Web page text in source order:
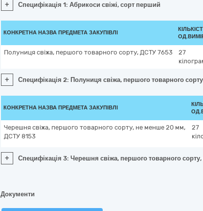
+ Специфікація 1: Абрикоси свіжі, сорт перший
КОНКРЕТНА НАЗВА ПРЕДМЕТА ЗАКУПІВЛІ
Полуниця свіжа, першого товарного сорту, ДСТУ 7653
27
+ Специфікація 2: Полуниця свіжа, першого товарного
КОНКРЕТНА НАЗВА ПРЕДМЕТА ЗАКУПІВЛІ
Черешня свіжа, першого товарного сорту, не менше 20 мм,
ДСТУ 8153
27
+ Специфікація 3: Черешня свіжа, першого товарного
Документи